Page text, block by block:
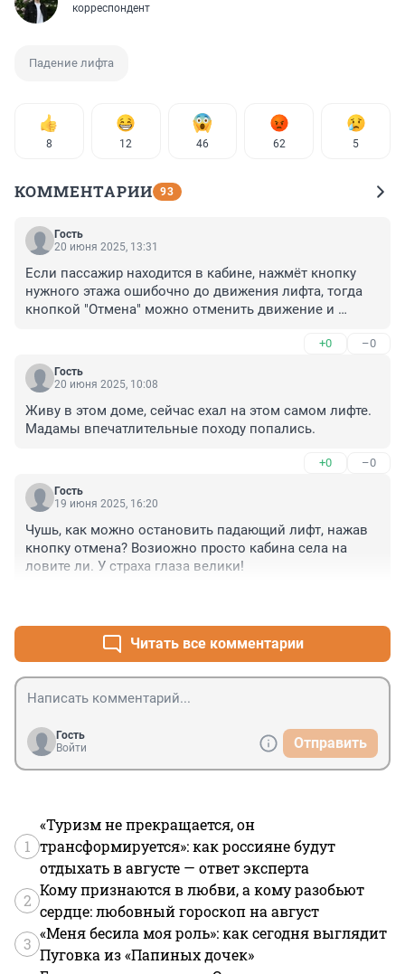
корреспондент
Падение лифта
8 12 46 62 5
КОММЕНТАРИИ 93
Гость
20 июня 2025, 13:31
Если пассажир находится в кабине, нажмёт кнопку
нужного этажа ошибочно до движения лифта, тогда
кнопкой "Отмена" можно отменить движение и
случае,если возникают какие-то проблемы при
движении, у лифта имеются блокировки, которые
концевые выключатели, СПК при превышении
скорости, автоматы ВА-1,ВА-2. Вот как-то так.
+0 –0
Гость
20 июня 2025, 10:08
Живу в этом доме, сейчас ехал на этом самом лифте.
Мадамы впечатлительные походу попались.
+0 –0
Гость
19 июня 2025, 16:20
Чушь, как можно остановить падающий лифт, нажав
кнопку отмена? Возиожно просто кабина села на
ловите ли. У страха глаза велики!
Читать все комментарии
Гость
Войти
Отправить
1
«Туризм не прекращается, он
трансформируется»: как россияне будут
отдыхать в августе — ответ эксперта
2
Кому признаются в любви, а кому разобьют
сердце: любовный гороскоп на август
3
«Меня бесила моя роль»: как сегодня выглядит
Пуговка из «Папиных дочек»